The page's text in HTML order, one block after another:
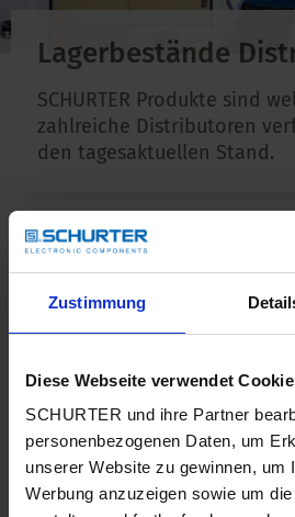
Zustimmung
Diese Webseite verwendet
SCHURTER und ihre Partner
personenbezogenen Daten, um
unserer Website zu gewinnen, um
Werbung anzuzeigen sowie um
Lagerbestände
SCHURTER Produkte sind
zahlreiche Distributoren
den tagesaktuellen Stand.